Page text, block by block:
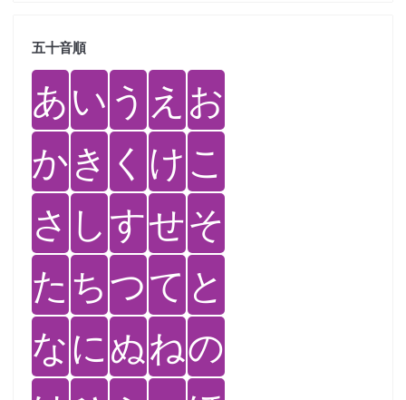
五十音順
あい う え お
かき く けこ
さ しすせそ
た ちつて と
なにぬねの